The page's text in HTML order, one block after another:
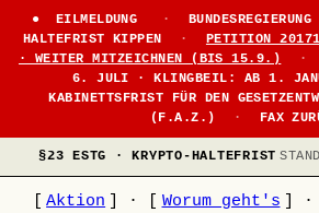
EILMELDUNG ·
HALTEFRIST KIPPEN
·
PETITION
· WEITER MITZEICHNEN (BIS 15.9.)
·
6. JULI · KLINGBEIL: AB 1.
KABINETTSFRIST FÜR DEN
(F.A.Z.)
· FAX
§23 ESTG · KRYPTO-HALTEFRIST
Aktion · Worum geht's ·